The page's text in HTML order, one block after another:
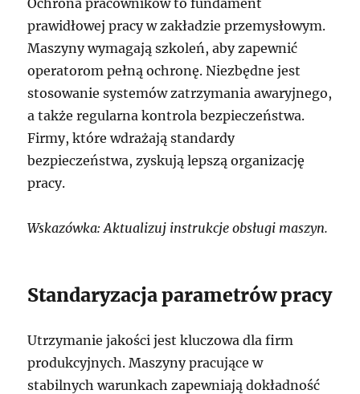
prawidłowej pracy w zakładzie przemysłowym.
Maszyny wymagają szkoleń, aby zapewnić
operatorom pełną ochronę. Niezbędne jest
stosowanie systemów zatrzymania awaryjnego,
a także regularna kontrola bezpieczeństwa.
Firmy, które wdrażają standardy
bezpieczeństwa, zyskują lepszą organizację
pracy.
Wskazówka: Aktualizuj instrukcje obsługi maszyn.
Standaryzacja parametrów pracy
Utrzymanie jakości jest kluczowa dla firm
produkcyjnych. Maszyny pracujące w
stabilnych warunkach zapewniają dokładność